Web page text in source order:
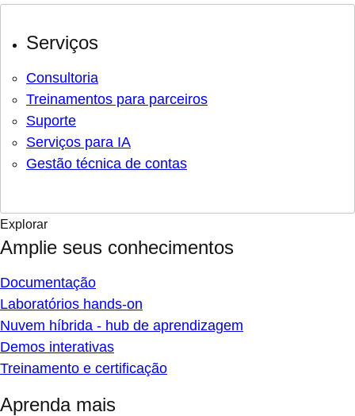
Serviços
Consultoria
Treinamentos para parceiros
Suporte
Serviços para IA
Gestão técnica de contas
Explorar
Amplie seus conhecimentos
Documentação
Laboratórios hands-on
Nuvem híbrida - hub de aprendizagem
Demos interativas
Treinamento e certificação
Aprenda mais